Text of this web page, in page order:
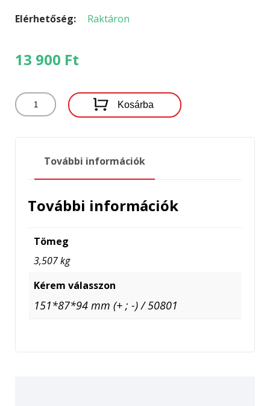
Elérhetőség: Raktáron
13 900 Ft
LANDPORT
AKKUMULÁTOR
150A)
Kosárba
További információk
További információk
Tömeg
3,507 kg
Kérem válasszon
151*87*94 mm (+ ; -) / 50801